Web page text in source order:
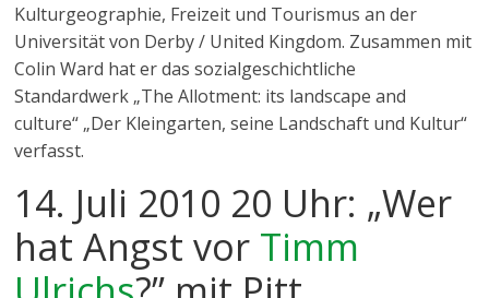
Kulturgeographie, Freizeit und Tourismus an der
Universität von Derby / United Kingdom. Zusammen mit
Colin Ward hat er das sozialgeschichtliche
Standardwerk „The Allotment: its landscape and
culture“ „Der Kleingarten, seine Landschaft und Kultur“
verfasst.
14. Juli 2010 20 Uhr: „Wer
hat Angst vor Timm